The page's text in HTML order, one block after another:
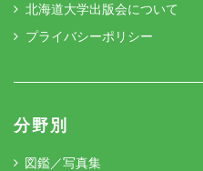
北海道大学出版会について
プライバシーポリシー
分野別
図鑑／写真集